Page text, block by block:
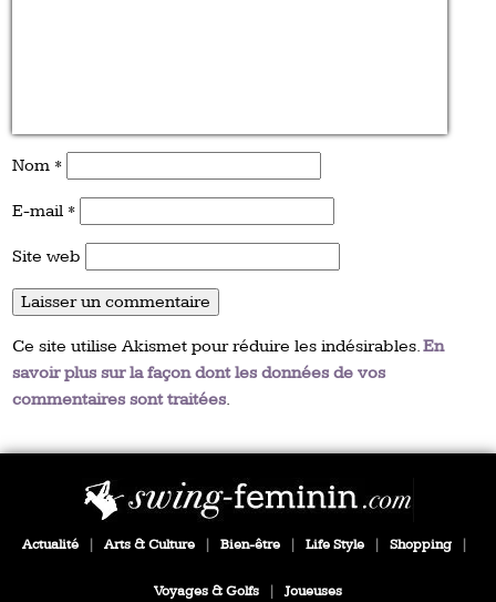
Nom *
E-mail *
Site web
Ce site utilise Akismet pour réduire les indésirables.En
savoir plus sur la façon dont les données de vos
commentaires sont traitées.
Actualité Arts & Culture Bien-être Life Style Shopping
Voyages & Golfs Joueuses